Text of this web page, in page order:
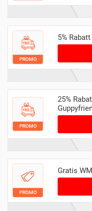
PROMO
5%
PROMO
25%
PROMO
Gratis